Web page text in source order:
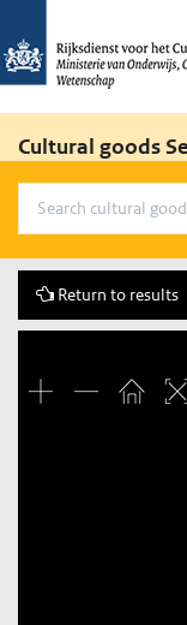
Cultural goods
Return to results